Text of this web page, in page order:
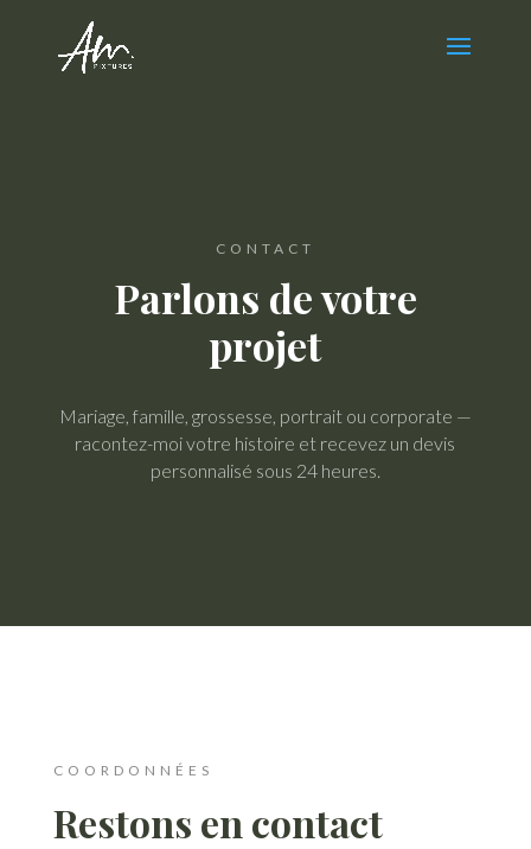
CONTACT
Parlons de votre
projet
Mariage, famille, grossesse, portrait ou corporate —
racontez-moi votre histoire et recevez un devis
personnalisé sous 24 heures.
COORDONNÉES
Restons en contact